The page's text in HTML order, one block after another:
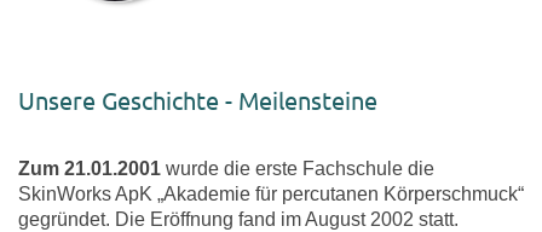
Unsere Geschichte - Meilensteine
Zum 21.01.2001 wurde die erste Fachschule die
SkinWorks ApK „Akademie für percutanen Körperschmuck“
gegründet. Die Eröffnung fand im August 2002 statt.